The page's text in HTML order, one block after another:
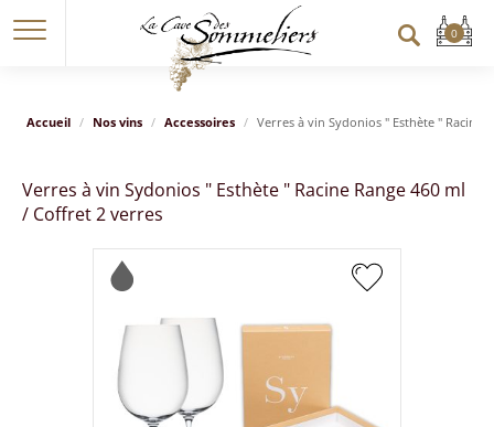
Accueil Nos vins Accessoires Verres à vin Sydonios " Esthète " Racine
Verres à vin Sydonios " Esthète " Racine Range 460 ml
/ Coffret 2 verres